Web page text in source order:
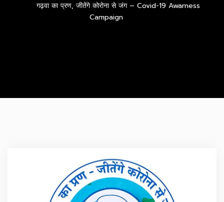
गढ़वा का प्रण, जीतेंगे कोरोना से जंग – Covid-19 Awarness
Campaign